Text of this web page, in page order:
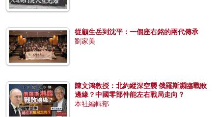
從顧生岳到沈平：一個座右銘的兩代傳承
劉家美
陳文鴻教授：北約縱深空襲 俄羅斯瀕臨戰敗
邊緣？中國零部件能左右戰局走向？
本社編輯部